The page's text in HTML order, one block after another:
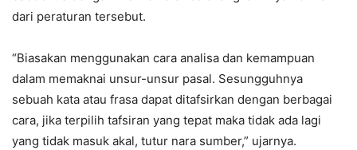
dari peraturan tersebut.
“Biasakan menggunakan cara analisa dan kemampuan
dalam memaknai unsur-unsur pasal. Sesungguhnya
sebuah kata atau frasa dapat ditafsirkan dengan berbagai
cara, jika terpilih tafsiran yang tepat maka tidak ada lagi
yang tidak masuk akal, tutur nara sumber,” ujarnya.